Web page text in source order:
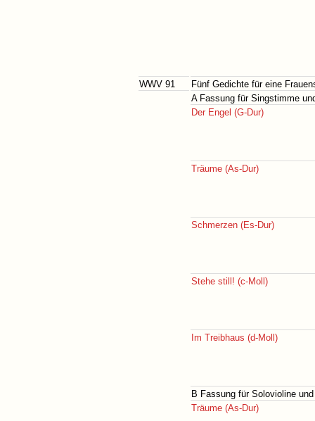
WWV 91
Fünf Gedichte für eine
A Fassung für Singstimme
Der Engel (G-Dur)
Träume (As-Dur)
Schmerzen (Es-Dur)
Stehe still! (c-Moll)
Im Treibhaus (d-Moll)
B Fassung für Solovioline
Träume (As-Dur)